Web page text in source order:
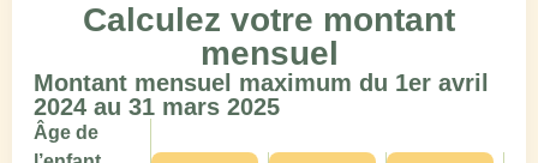
Calculez votre montant
mensuel
Montant mensuel maximum du 1er avril
2024 au 31 mars 2025
Âge de